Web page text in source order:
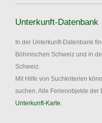
Unterkunft-Datenbank
In der Unterkunft-Datenbank
Böhmischen Schweiz und in
Schweiz.
Mit Hilfe von Suchkriterien
suchen. Alle Ferienobjekte
Unterkunft-Karte.